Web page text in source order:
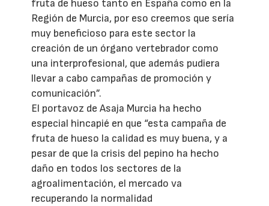
fruta de hueso tanto en España como en la
Región de Murcia, por eso creemos que sería
muy beneficioso para este sector la
creación de un órgano vertebrador como
una interprofesional, que además pudiera
llevar a cabo campañas de promoción y
comunicación”.
El portavoz de Asaja Murcia ha hecho
especial hincapié en que “esta campaña de
fruta de hueso la calidad es muy buena, y a
pesar de que la crisis del pepino ha hecho
daño en todos los sectores de la
agroalimentación, el mercado va
recuperando la normalidad